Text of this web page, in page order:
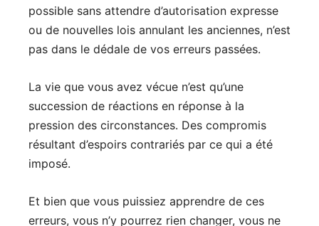
possible sans attendre d’autorisation expresse
ou de nouvelles lois annulant les anciennes, n’est
pas dans le dédale de vos erreurs passées.
La vie que vous avez vécue n’est qu’une
succession de réactions en réponse à la
pression des circonstances. Des compromis
résultant d’espoirs contrariés par ce qui a été
imposé.
Et bien que vous puissiez apprendre de ces
erreurs, vous n’y pourrez rien changer, vous ne